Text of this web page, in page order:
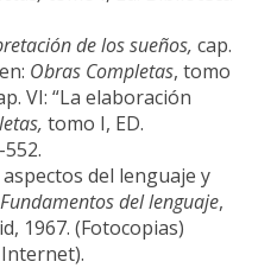
de los sueños, cap.
Obras Completas, tomo
VI: “La elaboración
tomo I, ED.
del lenguaje y
Fundamentos del lenguaje,
1967. (Fotocopias)